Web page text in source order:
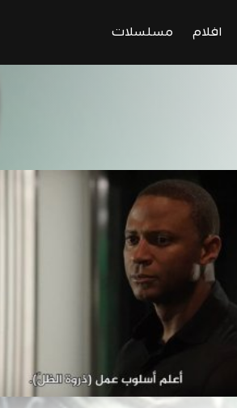
افلام مسلسلات